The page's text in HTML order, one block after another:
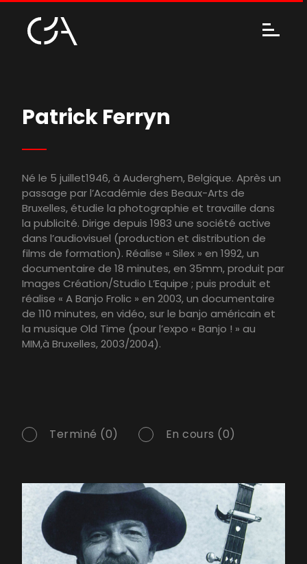
Patrick Ferryn
Né le 5 juillet1946, à Auderghem, Belgique. Après un
passage par l’Académie des Beaux-Arts de
Bruxelles, étudie la photographie et travaille dans
la publicité. Dirige depuis 1983 une société active
dans l’audiovisuel (production et distribution de
films de formation). Réalise « Silex » en 1992, un
documentaire de 18 minutes, en 35mm, produit par
Images Création/Studio L’Equipe ; puis produit et
réalise « A Banjo Frolic » en 2003, un documentaire
de 110 minutes, en vidéo, sur le banjo américain et
la musique Old Time (pour l’expo « Banjo ! » au
MIM,à Bruxelles, 2003/2004).
Terminé (0) En cours (0)